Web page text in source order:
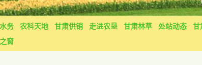
务 农科天地 甘肃供销 走进农垦 甘肃林草 处站动态 甘
窗